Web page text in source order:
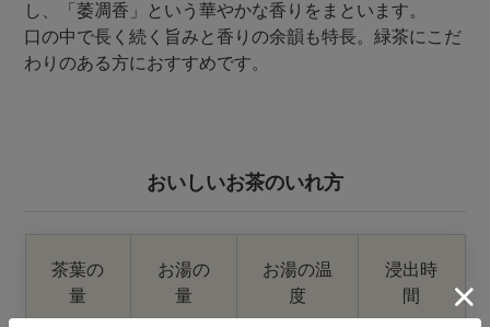
し、「萎凋香」という華やかな香りをまといます。
口の中で長く続く旨みと香りの余韻も特長。緑茶にこだ
わりのある方におすすめです。
おいしいお茶のいれ方
茶葉の
量
お湯の
量
お湯の温
度
浸出時
間